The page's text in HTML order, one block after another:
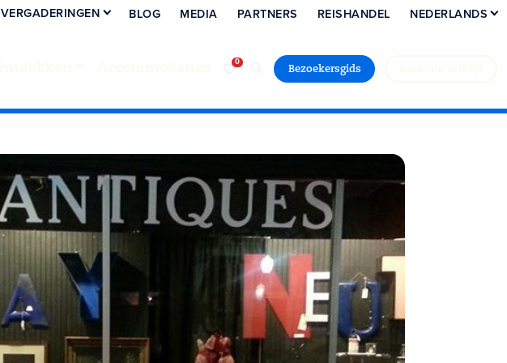
Bezoekersgids
VERGADERINGEN BLOG MEDIA PARTNERS REISHANDEL NEDERLANDS